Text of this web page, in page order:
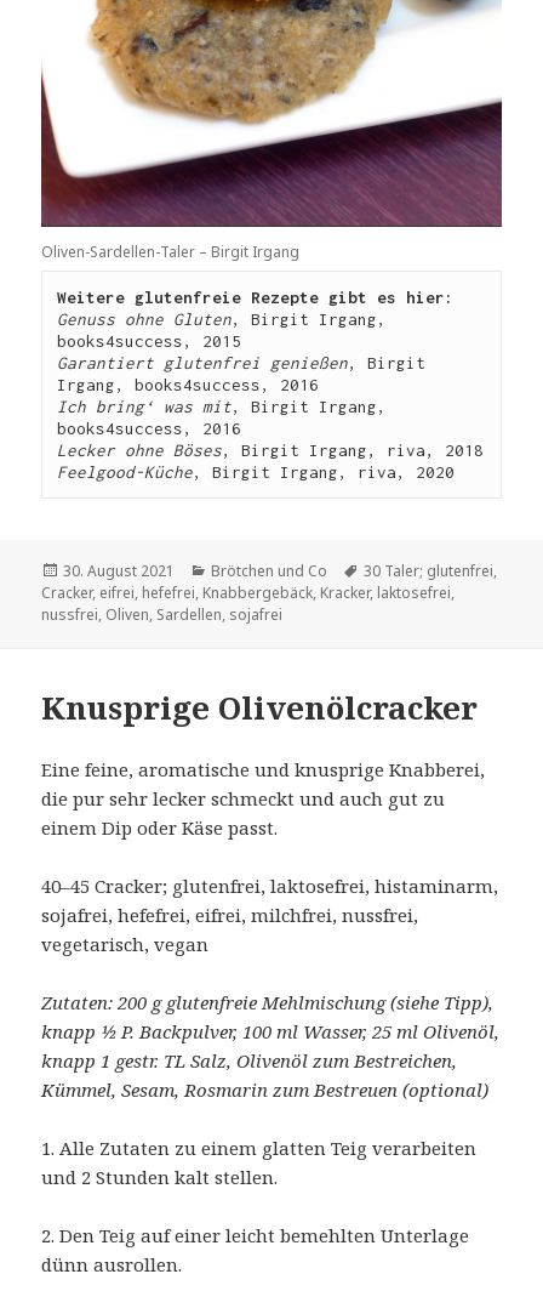
Oliven-Sardellen-Taler – Birgit Irgang
Weitere glutenfreie Rezepte gibt es hier:
Genuss ohne Gluten, Birgit Irgang,
books4success, 2015
Garantiert glutenfrei genießen, Birgit
Irgang, books4success, 2016
Ich bring‘ was mit, Birgit Irgang,
books4success, 2016
Lecker ohne Böses, Birgit Irgang, riva, 2018
Feelgood-Küche, Birgit Irgang, riva, 2020
Veröffentlicht
am
30. August 2021 Kategorien
Brötchen und Co Schlagwörter
30 Taler; glutenfrei,
Cracker, eifrei, hefefrei, Knabbergebäck, Kracker, laktosefrei,
nussfrei, Oliven, Sardellen, sojafrei
Knusprige Olivenölcracker
Eine feine, aromatische und knusprige Knabberei,
die pur sehr lecker schmeckt und auch gut zu
einem Dip oder Käse passt.
40–45 Cracker; glutenfrei, laktosefrei, histaminarm,
sojafrei, hefefrei, eifrei, milchfrei, nussfrei,
vegetarisch, vegan
Zutaten: 200 g glutenfreie Mehlmischung (siehe Tipp),
knapp ½ P. Backpulver, 100 ml Wasser, 25 ml Olivenöl,
knapp 1 gestr. TL Salz, Olivenöl zum Bestreichen,
Kümmel, Sesam, Rosmarin zum Bestreuen (optional)
1. Alle Zutaten zu einem glatten Teig verarbeiten
und 2 Stunden kalt stellen.
2. Den Teig auf einer leicht bemehlten Unterlage
dünn ausrollen.